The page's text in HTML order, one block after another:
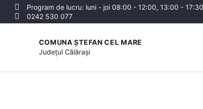
Program de lucru: luni - joi 08:00 - 12:00, 13:00 -
0242 530 077
COMUNA ȘTEFAN CEL MARE
Județul Călărași